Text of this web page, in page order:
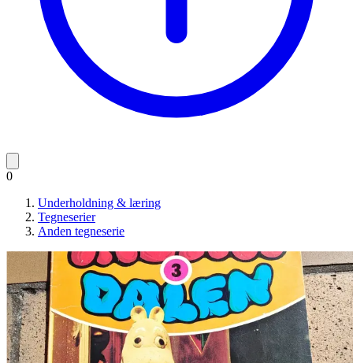
0
Underholdning & læring
Tegneserier
Anden tegneserie